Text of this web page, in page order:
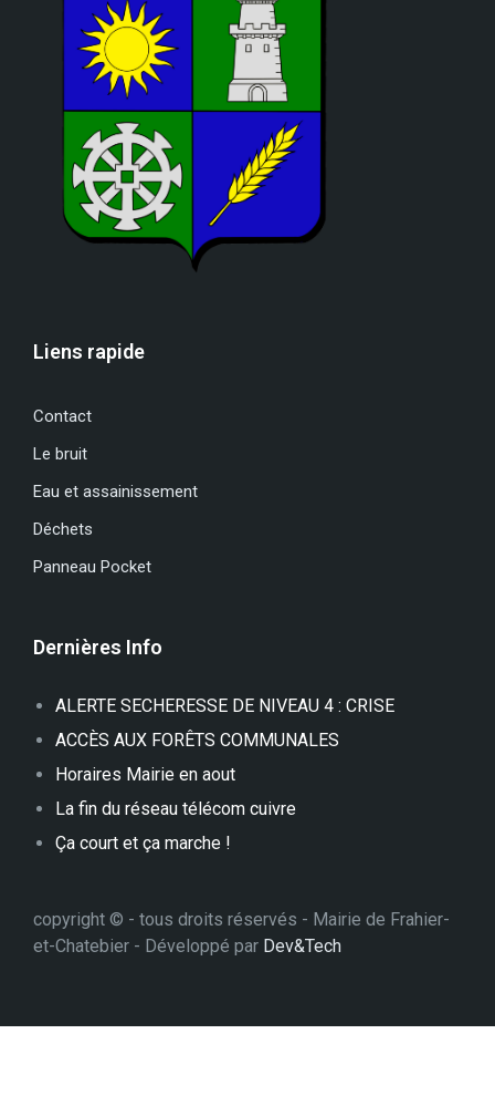
Liens rapide
Contact
Le bruit
Eau et assainissement
Déchets
Panneau Pocket
Dernières Info
ALERTE SECHERESSE DE NIVEAU 4 : CRISE
ACCÈS AUX FORÊTS COMMUNALES
Horaires Mairie en aout
La fin du réseau télécom cuivre
Ça court et ça marche !
copyright © - tous droits réservés - Mairie de Frahier-
et-Chatebier - Développé par Dev&Tech